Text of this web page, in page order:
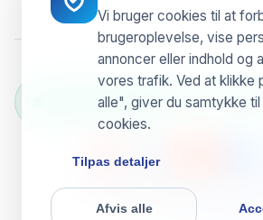
Vi bruger cookies til at
brugeroplevelse, vise
annoncer eller indhold og
vores trafik. Ved at klikke
alle", giver du samtykke
cookies.
Tilpas detaljer
Afvis alle
Grøn Reparation Selection — Vi
reducerer e-waste
Powered by